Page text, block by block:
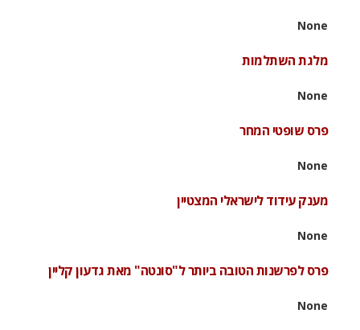
None
מלגת השתלמות
None
פרס שופטי המחר
None
מענק עידוד לישראלי המצטיין
None
פרס לפרשנות הטובה ביותר ל"סונטה" מאת גדעון קליין
None